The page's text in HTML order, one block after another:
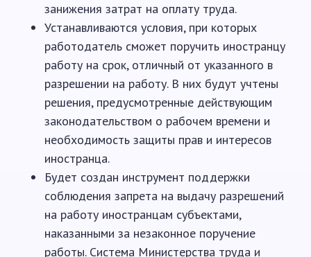
занижения затрат на оплату труда.
Устанавливаются условия, при которых
работодатель сможет поручить иностранцу
работу на срок, отличный от указанного в
разрешении на работу. В них будут учтены
решения, предусмотренные действующим
законодательством о рабочем времени и
необходимость защиты прав и интересов
иностранца.
Будет создан инструмент поддержки
соблюдения запрета на выдачу разрешений
на работу иностранцам субъектами,
наказанными за незаконное поручение
работы. Система Министерства труда и